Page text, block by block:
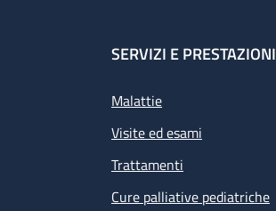
SERVIZI E PRESTAZIONI
Malattie
Visite ed esami
Trattamenti
Cure palliative pediatriche